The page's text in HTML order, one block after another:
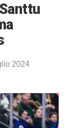
2024